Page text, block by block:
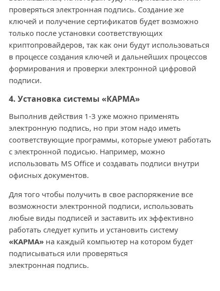
проверяться электронная подпись. Создание же
ключей и получение сертификатов будет возможно
только после установки соответствующих
криптопровайдеров, так как они будут использоваться
в процессе создания ключей и дальнейших процессов
формирования и проверки электронной цифровой
подписи.
4. Установка системы «КАРМА»
Выполнив действия 1-3 уже можно применять
электронную подпись, но при этом надо иметь
соответствующие программы, которые умеют работать
с электронной подисью. Например, можно
использовать MS Office и создавать подписи внутри
офисных документов.
Для того чтобы получить в свое распоряжение все
возможности электронной подписи, использовать
любые виды подписей и заставить их эффективно
работать следует купить и установить систему
«КАРМА»на каждый компьютер на котором будет
подписываться или проверяться
электронная подпись.